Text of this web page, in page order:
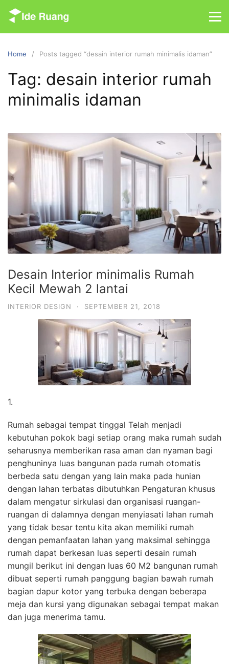
i
Home Posts tagged “desain interior rumah minimalis idaman”
Tag: desain interior rumah
minimalis idaman
Desain Interior minimalis Rumah
Kecil Mewah 2 lantai
INTERIOR DESIGN · SEPTEMBER 21, 2018
1.
Rumah sebagai tempat tinggal Telah menjadi
kebutuhan pokok bagi setiap orang maka rumah sudah
seharusnya memberikan rasa aman dan nyaman bagi
penghuninya luas bangunan pada rumah otomatis
berbeda satu dengan yang lain maka pada hunian
dengan lahan terbatas dibutuhkan Pengaturan khusus
dalam mengatur sirkulasi dan organisasi ruangan-
ruangan di dalamnya dengan menyiasati lahan rumah
yang tidak besar tentu kita akan memiliki rumah
dengan pemanfaatan lahan yang maksimal sehingga
rumah dapat berkesan luas seperti desain rumah
mungil berikut ini dengan luas 60 M2 bangunan rumah
dibuat seperti rumah panggung bagian bawah rumah
bagian dapur kotor yang terbuka dengan beberapa
meja dan kursi yang digunakan sebagai tempat makan
dan juga menerima tamu.